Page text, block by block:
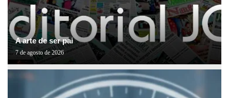
A arte de ser pai
7 de agosto de 2026